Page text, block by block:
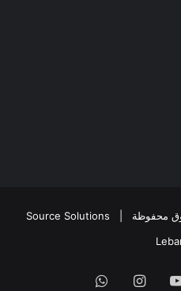
Source Solutions
يوتيوبانستقرامواتساب